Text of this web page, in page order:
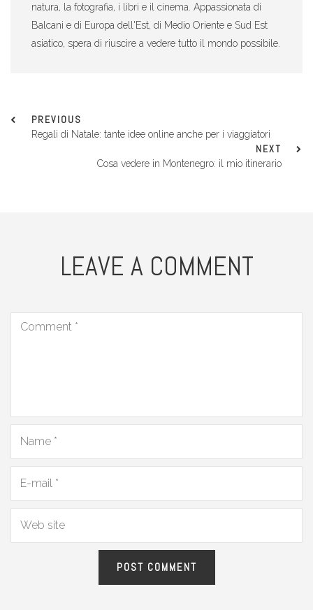
natura, la fotografia, i libri e il cinema. Appassionata di
Balcani e di Europa dell'Est, di Medio Oriente e Sud Est
asiatico, spera di riuscire a vedere tutto il mondo possibile.
PREVIOUS
Regali di Natale: tante idee online anche per i viaggiatori
NEXT
Cosa vedere in Montenegro: il mio itinerario
LEAVE A COMMENT